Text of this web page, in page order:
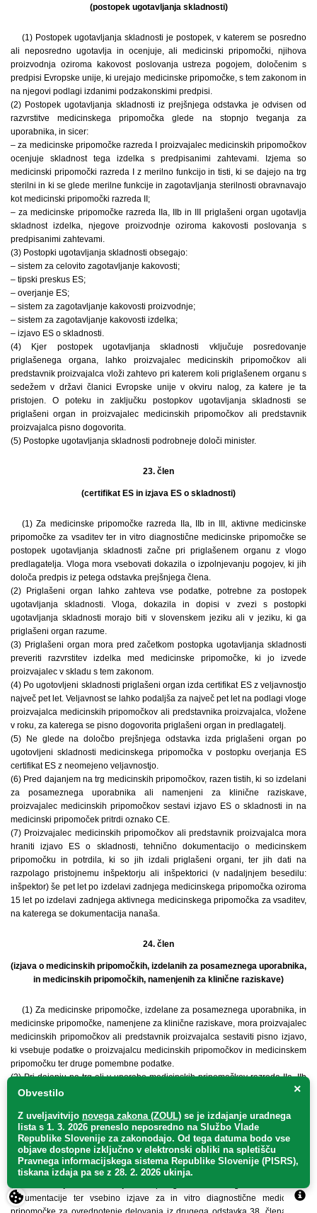
(postopek ugotavljanja skladnosti)
(1) Postopek ugotavljanja skladnosti je postopek, v katerem se posredno
ali neposredno ugotavlja in ocenjuje, ali medicinski pripomočki, njihova
proizvodnja oziroma kakovost poslovanja ustreza pogojem, določenim s
predpisi Evropske unije, ki urejajo medicinske pripomočke, s tem zakonom in
na njegovi podlagi izdanimi podzakonskimi predpisi.
(2) Postopek ugotavljanja skladnosti iz prejšnjega odstavka je odvisen od
razvrstitve medicinskega pripomočka glede na stopnjo tveganja za
uporabnika, in sicer:
– za medicinske pripomočke razreda I proizvajalec medicinskih pripomočkov
ocenjuje skladnost tega izdelka s predpisanimi zahtevami. Izjema so
medicinski pripomočki razreda I z merilno funkcijo in tisti, ki se dajejo na trg
sterilni in ki se glede merilne funkcije in zagotavljanja sterilnosti obravnavajo
kot medicinski pripomočki razreda II;
– za medicinske pripomočke razreda IIa, IIb in III priglašeni organ ugotavlja
skladnost izdelka, njegove proizvodnje oziroma kakovosti poslovanja s
predpisanimi zahtevami.
(3) Postopki ugotavljanja skladnosti obsegajo:
– sistem za celovito zagotavljanje kakovosti;
– tipski preskus ES;
– overjanje ES;
– sistem za zagotavljanje kakovosti proizvodnje;
– sistem za zagotavljanje kakovosti izdelka;
– izjavo ES o skladnosti.
(4) Kjer postopek ugotavljanja skladnosti vključuje posredovanje
priglašenega organa, lahko proizvajalec medicinskih pripomočkov ali
predstavnik proizvajalca vloži zahtevo pri katerem koli priglašenem organu s
sedežem v državi članici Evropske unije v okviru nalog, za katere je ta
pristojen. O poteku in zaključku postopkov ugotavljanja skladnosti se
priglašeni organ in proizvajalec medicinskih pripomočkov ali predstavnik
proizvajalca pisno dogovorita.
(5) Postopke ugotavljanja skladnosti podrobneje določi minister.
23. člen
(certifikat ES in izjava ES o skladnosti)
(1) Za medicinske pripomočke razreda IIa, IIb in III, aktivne medicinske
pripomočke za vsaditev ter in vitro diagnostične medicinske pripomočke se
postopek ugotavljanja skladnosti začne pri priglašenem organu z vlogo
predlagatelja. Vloga mora vsebovati dokazila o izpolnjevanju pogojev, ki jih
določa predpis iz petega odstavka prejšnjega člena.
(2) Priglašeni organ lahko zahteva vse podatke, potrebne za postopek
ugotavljanja skladnosti. Vloga, dokazila in dopisi v zvezi s postopki
ugotavljanja skladnosti morajo biti v slovenskem jeziku ali v jeziku, ki ga
priglašeni organ razume.
(3) Priglašeni organ mora pred začetkom postopka ugotavljanja skladnosti
preveriti razvrstitev izdelka med medicinske pripomočke, ki jo izvede
proizvajalec v skladu s tem zakonom.
(4) Po ugotovljeni skladnosti priglašeni organ izda certifikat ES z veljavnostjo
največ pet let. Veljavnost se lahko podaljša za največ pet let na podlagi vloge
proizvajalca medicinskih pripomočkov ali predstavnika proizvajalca, vložene
v roku, za katerega se pisno dogovorita priglašeni organ in predlagatelj.
(5) Ne glede na določbo prejšnjega odstavka izda priglašeni organ po
ugotovljeni skladnosti medicinskega pripomočka v postopku overjanja ES
certifikat ES z neomejeno veljavnostjo.
(6) Pred dajanjem na trg medicinskih pripomočkov, razen tistih, ki so izdelani
za posameznega uporabnika ali namenjeni za klinične raziskave,
proizvajalec medicinskih pripomočkov sestavi izjavo ES o skladnosti in na
medicinski pripomoček pritrdi oznako CE.
(7) Proizvajalec medicinskih pripomočkov ali predstavnik proizvajalca mora
hraniti izjavo ES o skladnosti, tehnično dokumentacijo o medicinskem
pripomočku in potrdila, ki so jih izdali priglašeni organi, ter jih dati na
razpolago pristojnemu inšpektorju ali inšpektorici (v nadaljnjem besedilu:
inšpektor) še pet let po izdelavi zadnjega medicinskega pripomočka oziroma
15 let po izdelavi zadnjega aktivnega medicinskega pripomočka za vsaditev,
na katerega se dokumentacija nanaša.
24. člen
(izjava o medicinskih pripomočkih, izdelanih za posameznega uporabnika,
in medicinskih pripomočkih, namenjenih za klinične raziskave)
(1) Za medicinske pripomočke, izdelane za posameznega uporabnika, in
medicinske pripomočke, namenjene za klinične raziskave, mora proizvajalec
medicinskih pripomočkov ali predstavnik proizvajalca sestaviti pisno izjavo,
ki vsebuje podatke o proizvajalcu medicinskih pripomočkov in medicinskem
pripomočku ter druge pomembne podatke.
(2) Pri dajanju na trg ali v uporabo medicinskih pripomočkov razreda IIa, IIb
in III, ki so izdelani za posameznega uporabnika, mora biti pisna izjava iz
pripomoček izdelan. Izjava vsebuje osebno ime uporabnika ali njegove
podatke v kodirani obliki.
(3) Izjavo iz prvega odstavka tega člena mora proizvajalec medicinskih
pripomočkov hraniti najmanj pet let, v primeru medicinskih pripomočkov za
vsaditev pa najmanj 15 let.
dokumentacije ter vsebino izjave za in vitro diagnostične medicinske
×
Obvestilo
Z uveljavitvijo novega zakona (ZOUL) se je izdajanje uradnega
lista s 1. 3. 2026 preneslo neposredno na Službo Vlade
Republike Slovenije za zakonodajo. Od tega datuma bodo vse
objave dostopne izključno v elektronski obliki na spletišču
Pravnega informacijskega sistema Republike Slovenije (PISRS),
tiskana izdaja pa se z 28. 2. 2026 ukinja.